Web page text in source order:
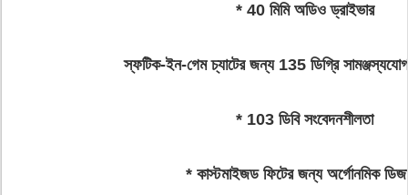
* 40 মিমি অডিও ড্রাইভার
স্ফটিক-ইন-গেম চ্যাটের জন্য 135 ডিগ্রি
* 103 ডিবি সংবেদনশীলতা
* কাস্টমাইজড ফিটের জন্য অর্গোনমিক